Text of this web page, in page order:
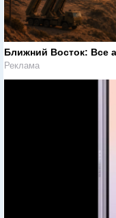
Ближний Восток: Все
Реклама